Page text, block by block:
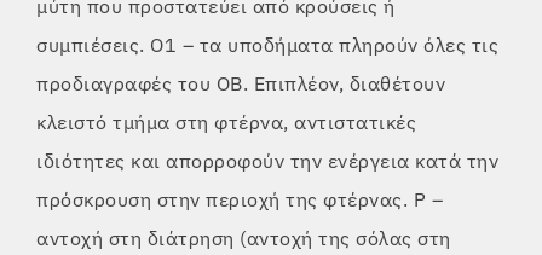
Outdoor
Casual παπούτσια
Tactical
μύτη που προστατεύει από κρούσεις ή
συμπιέσεις. O1 – τα υποδήματα πληρούν όλες τις
προδιαγραφές του OB. Επιπλέον, διαθέτουν
κλειστό τμήμα στη φτέρνα, αντιστατικές
ιδιότητες και απορροφούν την ενέργεια κατά την
πρόσκρουση στην περιοχή της φτέρνας. P –
αντοχή στη διάτρηση (αντοχή της σόλας στη